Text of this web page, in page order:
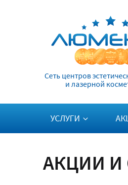
Сеть центров
и лазерной
УСЛУГИ
АКЦИИ И